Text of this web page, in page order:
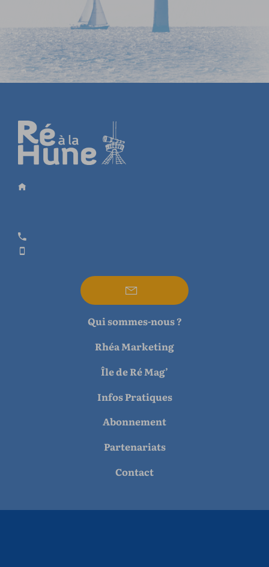
Qui sommes-nous ?
Rhéa Marketing
Île de Ré Mag’
Infos Pratiques
Abonnement
Partenariats
Contact